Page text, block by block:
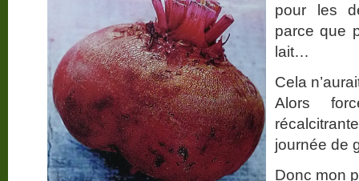
pour les
parce que
lait…
Cela
Alors
journée de
Donc mon